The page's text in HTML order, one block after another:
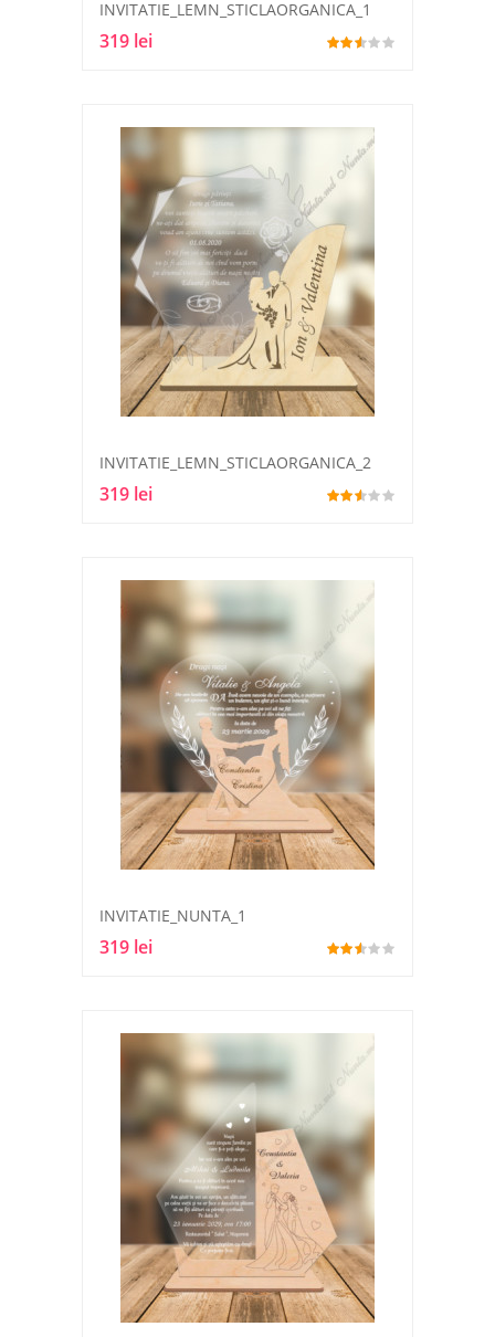
INVITATIE_LEMN_STICLAORGANICA_1
319 lei
INVITATIE_LEMN_STICLAORGANICA_2
319 lei
INVITATIE_NUNTA_1
319 lei